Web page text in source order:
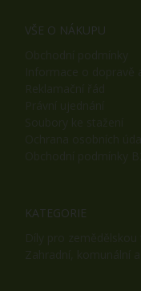
VŠE O NÁKUPU
KATEGORIE